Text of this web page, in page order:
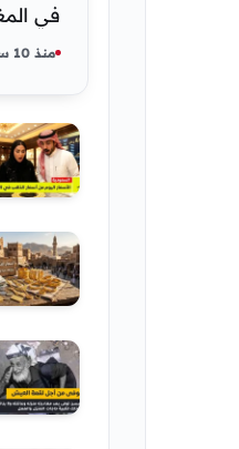
كم
منذ 10 ساعات